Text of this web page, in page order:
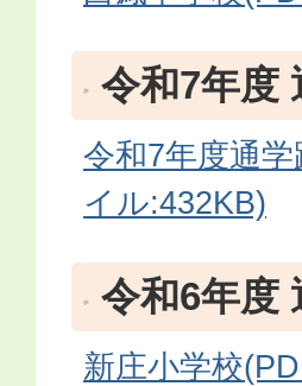
令和7年度
令和7年度通
イル:432KB)
令和6年度
新庄小学校